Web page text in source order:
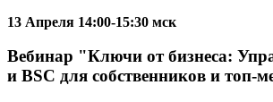
13 Апреля 14:00-15:30 мск
Вебинар "Ключи от бизнеса:
и BSC для собственников и топ-